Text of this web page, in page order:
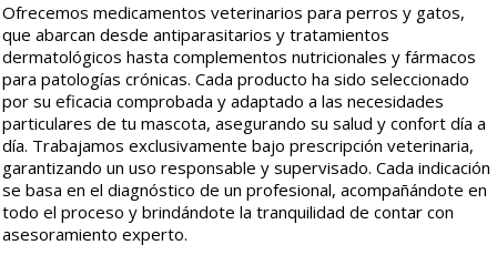
Ofrecemos medicamentos veterinarios para perros y gatos,
que abarcan desde antiparasitarios y tratamientos
dermatológicos hasta complementos nutricionales y fármacos
para patologías crónicas. Cada producto ha sido seleccionado
por su eficacia comprobada y adaptado a las necesidades
particulares de tu mascota, asegurando su salud y confort día a
día. Trabajamos exclusivamente bajo prescripción veterinaria,
garantizando un uso responsable y supervisado. Cada indicación
se basa en el diagnóstico de un profesional, acompañándote en
todo el proceso y brindándote la tranquilidad de contar con
asesoramiento experto.